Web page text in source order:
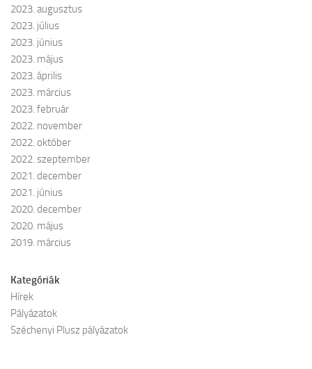
2023. augusztus
2023. július
2023. június
2023. május
2023. április
2023. március
2023. február
2022. november
2022. október
2022. szeptember
2021. december
2021. június
2020. december
2020. május
2019. március
Kategóriák
Hírek
Pályázatok
Széchenyi Plusz pályázatok